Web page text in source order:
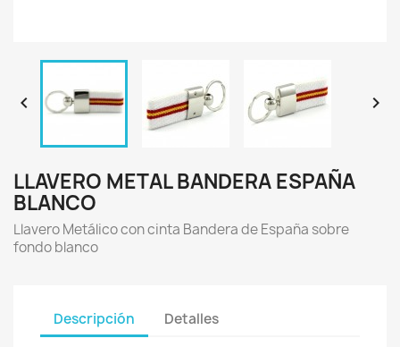
 
LLAVERO METAL BANDERA ESPAÑA
BLANCO
Llavero Metálico con cinta Bandera de España sobre
fondo blanco
Descripción Detalles